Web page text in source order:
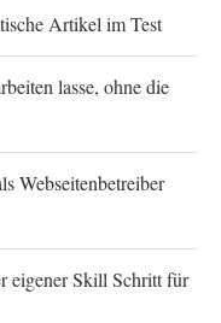
Artikel im Test
lasse, ohne die
Webseitenbetreiber
eigener Skill Schritt für